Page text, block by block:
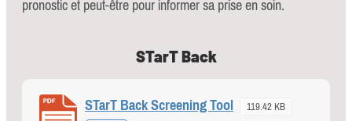
pronostic et peut-être pour informer sa prise en soin.
STarT Back
STarT Back Screening Tool 119.42 KB